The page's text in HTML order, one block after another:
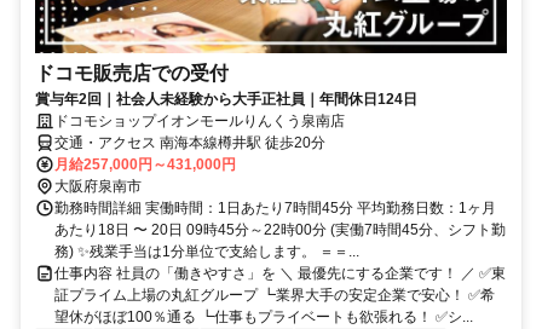
ドコモ販売店での受付
賞与年2回｜社会人未経験から大手正社員｜年間休日124日
ドコモショップイオンモールりんくう泉南店
交通・アクセス 南海本線樽井駅 徒歩20分
月給257,000円～431,000円
大阪府泉南市
勤務時間詳細 実働時間：1日あたり7時間45分 平均勤務日数：1ヶ月
あたり18日 〜 20日 09時45分～22時00分 (実働7時間45分、シフト勤
務) ✨残業手当は1分単位で支給します。 ＝＝...
仕事内容 社員の「働きやすさ」を ＼ 最優先にする企業です！ ／ ✅東
証プライム上場の丸紅グループ ┗業界大手の安定企業で安心！ ✅希
望休がほぼ100％通る ┗仕事もプライベートも欲張れる！ ✅シ...